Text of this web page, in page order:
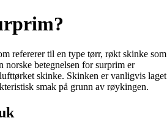
refererer til en type tørr, røkt skinke som
norske betegnelsen for surprim er
skinke. Skinken er vanligvis laget
smak på grunn av røykingen.